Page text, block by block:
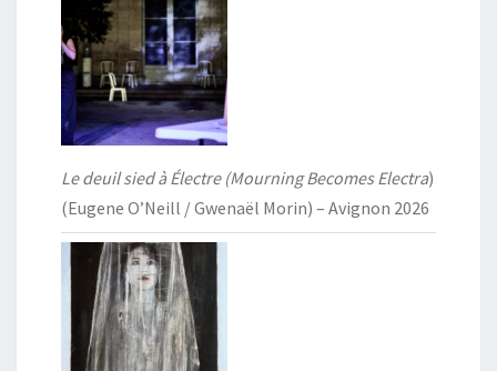
Le deuil sied à Électre (Mourning Becomes Electra)
(Eugene O’Neill / Gwenaël Morin) – Avignon 2026